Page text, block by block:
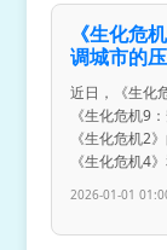
《生化危
调城市的
近日，《生化
《生化危机9
《生化危机2
《生化危机4
2026-01-01